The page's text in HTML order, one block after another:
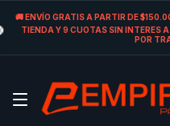
🚚 ENVÍO GRATIS A PARTIR DE
TIENDA Y 9 CUOTAS SIN INTERES
POR